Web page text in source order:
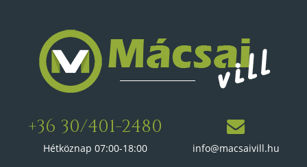
+36 30/401-2480
Hétköznap 07:00-18:00 info@macsaivill.hu